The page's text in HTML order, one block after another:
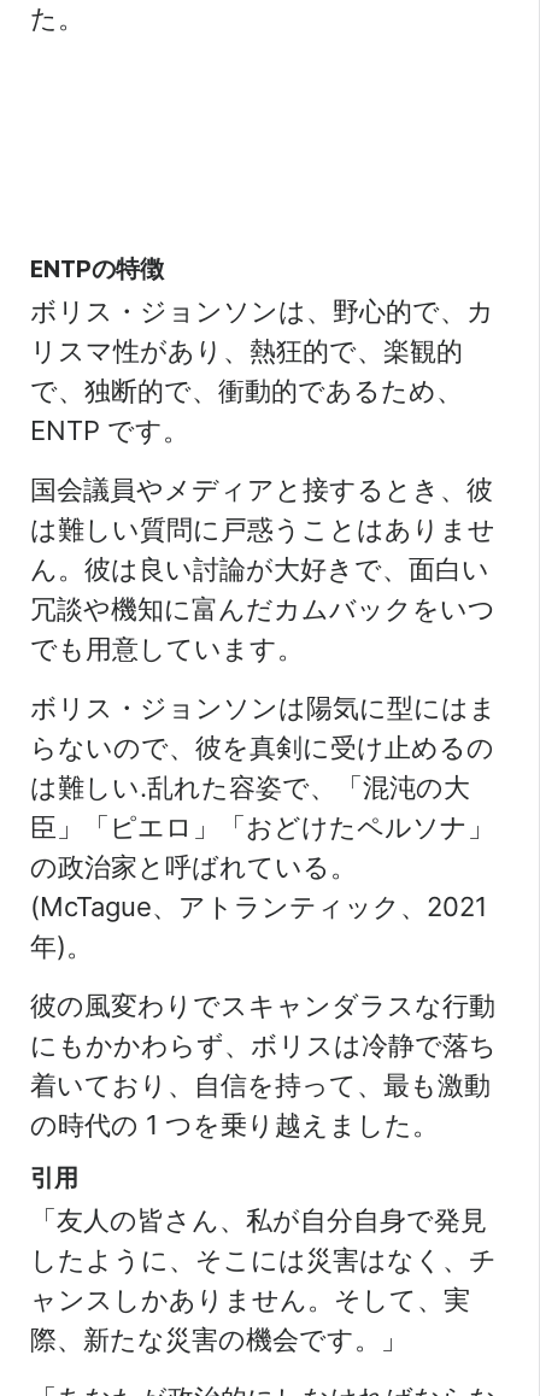
た。
ENTPの特徴
ボリス・ジョンソンは、野心的で、カ
リスマ性があり、熱狂的で、楽観的
で、独断的で、衝動的であるため、
ENTP です。
国会議員やメディアと接するとき、彼
は難しい質問に戸惑うことはありませ
ん。彼は良い討論が大好きで、面白い
冗談や機知に富んだカムバックをいつ
でも用意しています。
ボリス・ジョンソンは陽気に型にはま
らないので、彼を真剣に受け止めるの
は難しい.乱れた容姿で、「混沌の大
臣」「ピエロ」「おどけたペルソナ」
の政治家と呼ばれている。
(McTague、アトランティック、2021
年)。
彼の風変わりでスキャンダラスな行動
にもかかわらず、ボリスは冷静で落ち
着いており、自信を持って、最も激動
の時代の 1 つを乗り越えました。
引用
「友人の皆さん、私が自分自身で発見
したように、そこには災害はなく、チ
ャンスしかありません。そして、実
際、新たな災害の機会です。」